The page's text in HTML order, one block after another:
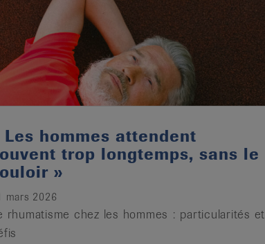
Les hommes attendent
trop longtemps, sans le
»
mars 2026
rhumatisme chez les hommes : particularités et